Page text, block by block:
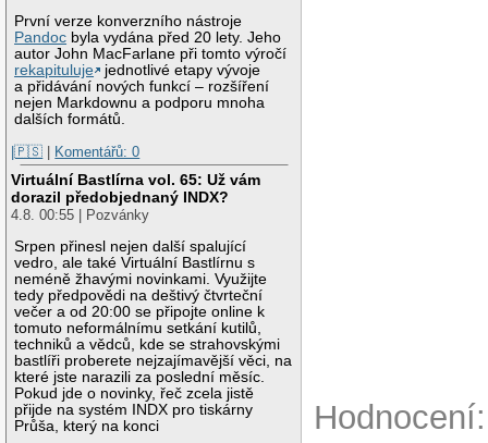
První verze konverzního nástroje
Pandoc byla vydána před 20 lety. Jeho
autor John MacFarlane při tomto výročí
rekapituluje
jednotlivé etapy vývoje
a přidávání nových funkcí – rozšíření
nejen Markdownu a podporu mnoha
dalších formátů.
|🇵🇸 | Komentářů: 0
Virtuální Bastlírna vol. 65: Už vám
dorazil předobjednaný INDX?
4.8. 00:55 | Pozvánky
Srpen přinesl nejen další spalující
vedro, ale také Virtuální Bastlírnu s
neméně žhavými novinkami. Využijte
tedy předpovědi na deštivý čtvrteční
večer a od 20:00 se připojte online k
tomuto neformálnímu setkání kutilů,
techniků a vědců, kde se strahovskými
bastlíři proberete nejzajímavější věci, na
které jste narazili za poslední měsíc.
Pokud jde o novinky, řeč zcela jistě
přijde na systém INDX pro tiskárny
Průša, který na konci